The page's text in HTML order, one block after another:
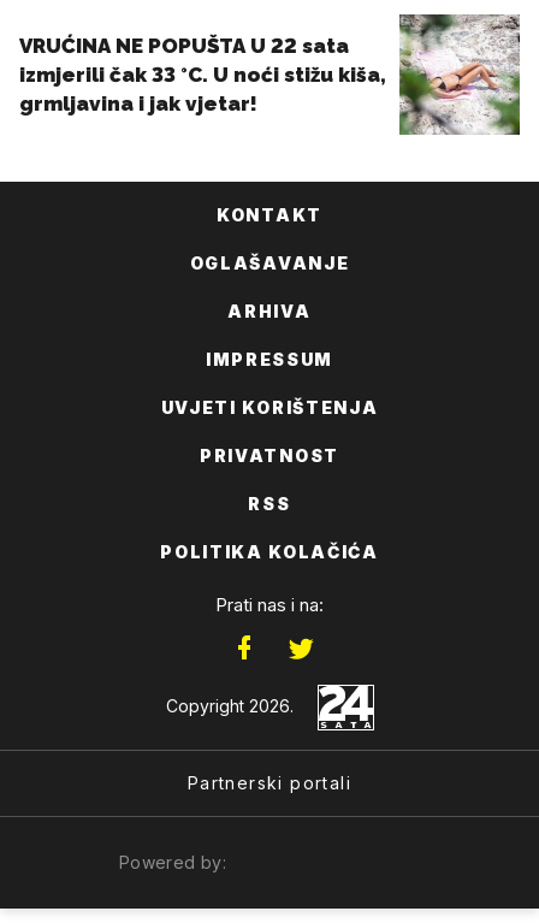
KONTAKT
OGLAŠAVANJE
ARHIVA
IMPRESSUM
UVJETI KORIŠTENJA
PRIVATNOST
RSS
POLITIKA KOLAČIĆA
Prati nas i na:
Copyright 2026.
Partnerski portali
Powered by: